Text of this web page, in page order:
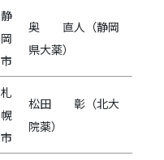
静
岡
市
奥 直人（静岡
県大薬）
札
幌
市
松田 彰（北大
院薬）